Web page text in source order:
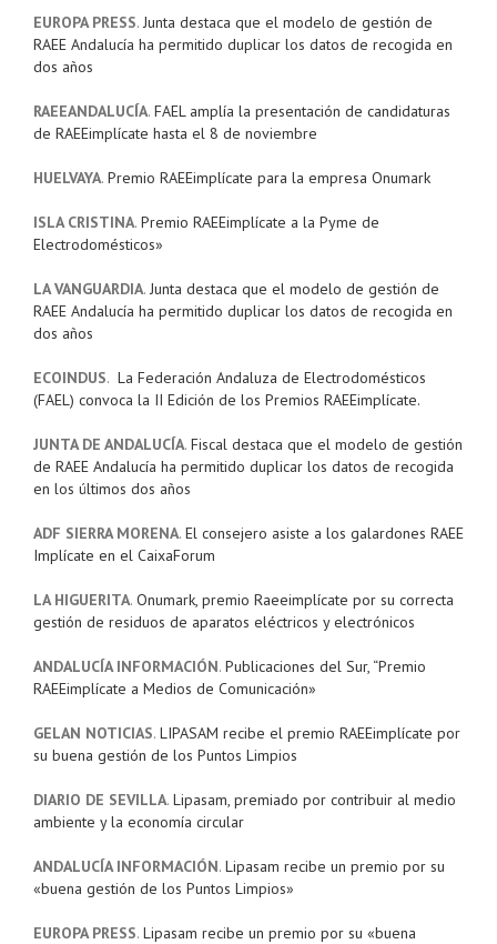
EUROPA PRESS. Junta destaca que el modelo de gestión de
RAEE Andalucía ha permitido duplicar los datos de recogida en
dos años
RAEEANDALUCÍA. FAEL amplía la presentación de candidaturas
de RAEEimplícate hasta el 8 de noviembre
HUELVAYA. Premio RAEEimplícate para la empresa Onumark
ISLA CRISTINA. Premio RAEEimplícate a la Pyme de
Electrodomésticos»
LA VANGUARDIA. Junta destaca que el modelo de gestión de
RAEE Andalucía ha permitido duplicar los datos de recogida en
dos años
ECOINDUS. La Federación Andaluza de Electrodomésticos
(FAEL) convoca la II Edición de los Premios RAEEimplícate.
JUNTA DE ANDALUCÍA. Fiscal destaca que el modelo de gestión
de RAEE Andalucía ha permitido duplicar los datos de recogida
en los últimos dos años
ADF SIERRA MORENA. El consejero asiste a los galardones RAEE
Implícate en el CaixaForum
LA HIGUERITA. Onumark, premio Raeeimplícate por su correcta
gestión de residuos de aparatos eléctricos y electrónicos
ANDALUCÍA INFORMACIÓN. Publicaciones del Sur, “Premio
RAEEimplícate a Medios de Comunicación»
GELAN NOTICIAS. LIPASAM recibe el premio RAEEimplícate por
su buena gestión de los Puntos Limpios
DIARIO DE SEVILLA. Lipasam, premiado por contribuir al medio
ambiente y la economía circular
ANDALUCÍA INFORMACIÓN. Lipasam recibe un premio por su
«buena gestión de los Puntos Limpios»
EUROPA PRESS. Lipasam recibe un premio por su «buena